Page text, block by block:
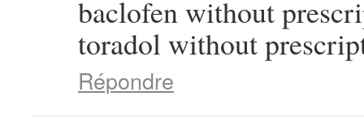
baclofen without
toradol without
Répondre